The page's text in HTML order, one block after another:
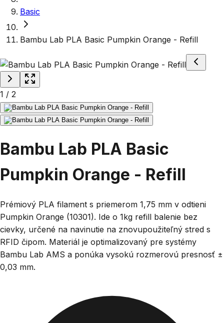
Basic
Bambu Lab PLA Basic Pumpkin Orange - Refill
1 / 2
Bambu Lab PLA Basic
Pumpkin Orange - Refill
Prémiový PLA filament s priemerom 1,75 mm v odtieni
Pumpkin Orange (10301). Ide o 1kg refill balenie bez
cievky, určené na navinutie na znovupoužiteľný stred s
RFID čipom. Materiál je optimalizovaný pre systémy
Bambu Lab AMS a ponúka vysokú rozmerovú presnosť ±
0,03 mm.